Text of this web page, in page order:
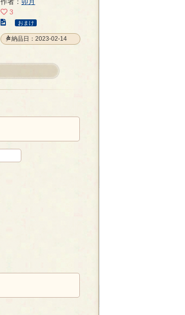
3
こ
の
イ
ス
ジ
おまけ
納品日：2023-02-14